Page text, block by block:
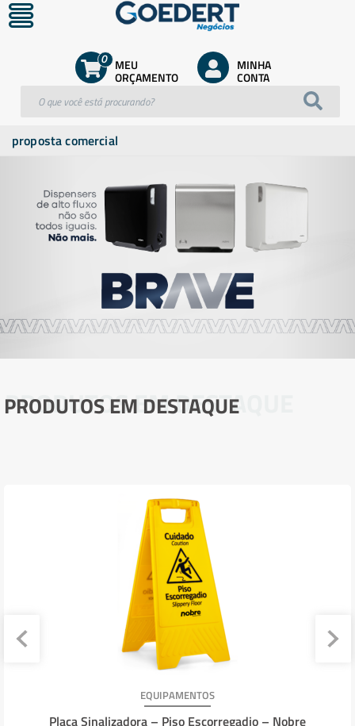
MEU
ORÇAMENTO
0 MINHA
CONTA
proposta comercial
PRODUTOS EM DESTAQUE
PRODUTOS EM DESTAQUE
EQUIPAMENTOS
Placa Sinalizadora – Piso Escorregadio – Nobre